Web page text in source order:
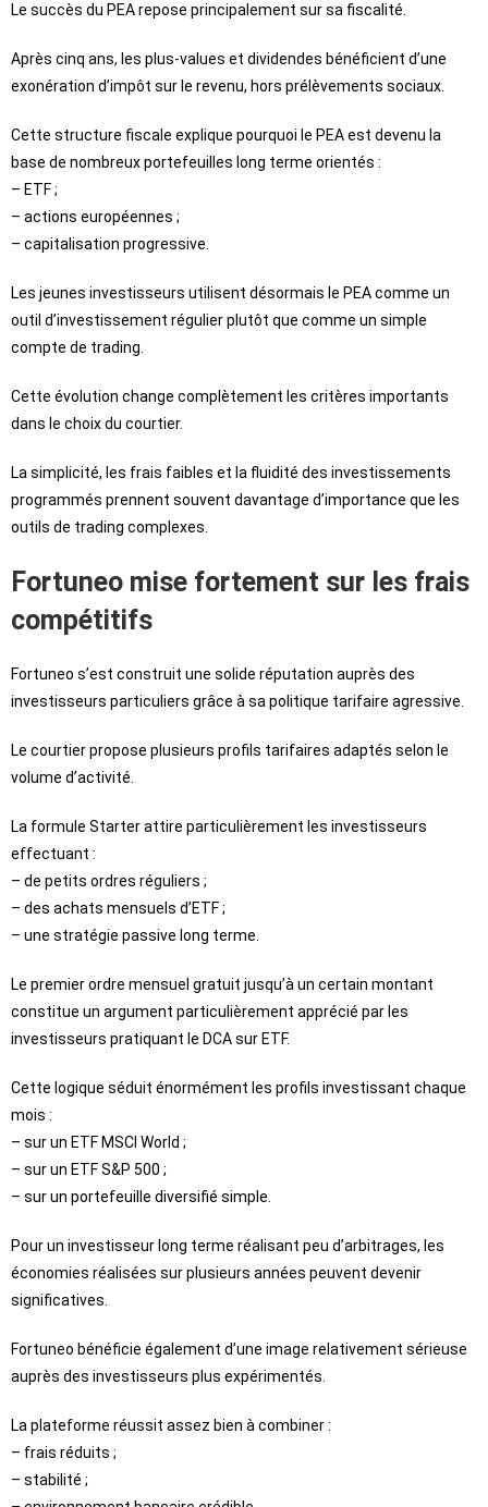
Le succès du PEA repose principalement sur sa fiscalité.
Après cinq ans, les plus-values et dividendes bénéficient d’une
exonération d’impôt sur le revenu, hors prélèvements sociaux.
Cette structure fiscale explique pourquoi le PEA est devenu la
base de nombreux portefeuilles long terme orientés :
– ETF ;
– actions européennes ;
– capitalisation progressive.
Les jeunes investisseurs utilisent désormais le PEA comme un
outil d’investissement régulier plutôt que comme un simple
compte de trading.
Cette évolution change complètement les critères importants
dans le choix du courtier.
La simplicité, les frais faibles et la fluidité des investissements
programmés prennent souvent davantage d’importance que les
outils de trading complexes.
Fortuneo mise fortement sur les frais
compétitifs
Fortuneo s’est construit une solide réputation auprès des
investisseurs particuliers grâce à sa politique tarifaire agressive.
Le courtier propose plusieurs profils tarifaires adaptés selon le
volume d’activité.
La formule Starter attire particulièrement les investisseurs
effectuant :
– de petits ordres réguliers ;
– des achats mensuels d’ETF ;
– une stratégie passive long terme.
Le premier ordre mensuel gratuit jusqu’à un certain montant
constitue un argument particulièrement apprécié par les
investisseurs pratiquant le DCA sur ETF.
Cette logique séduit énormément les profils investissant chaque
mois :
– sur un ETF MSCI World ;
– sur un ETF S&P 500 ;
– sur un portefeuille diversifié simple.
Pour un investisseur long terme réalisant peu d’arbitrages, les
économies réalisées sur plusieurs années peuvent devenir
significatives.
Fortuneo bénéficie également d’une image relativement sérieuse
auprès des investisseurs plus expérimentés.
La plateforme réussit assez bien à combiner :
– frais réduits ;
– stabilité ;